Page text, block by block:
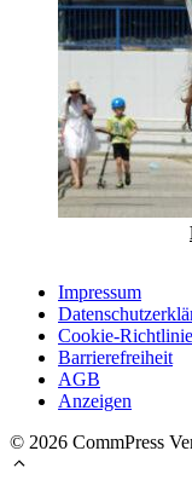
Impressum
Cookie-
Barrierefreiheit
AGB
Anzeigen
© 2026 CommPress